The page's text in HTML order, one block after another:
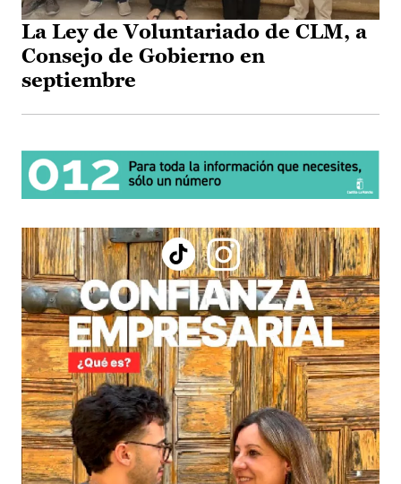
La Ley de Voluntariado de CLM, a
Consejo de Gobierno en
septiembre